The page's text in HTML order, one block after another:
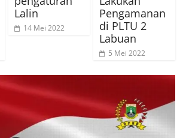
Lalin
14 Mei 2022
Pengamanan
di PLTU 2
Labuan
5 Mei 2022